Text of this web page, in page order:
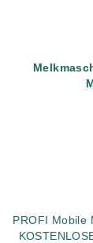
PROFI Mobile